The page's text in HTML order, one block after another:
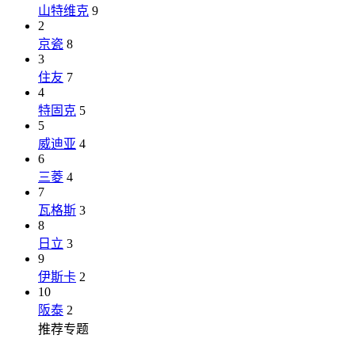
山特维克 9
2
京瓷 8
3
住友 7
4
特固克 5
5
威迪亚 4
6
三菱 4
7
瓦格斯 3
8
日立 3
9
伊斯卡 2
10
阪泰 2
推荐专题